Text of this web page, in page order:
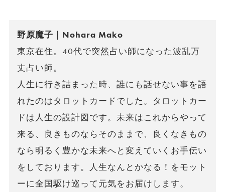
野原魔子｜Nohara Mako
東京在住。40代で突然占い師になった波乱万
丈占い師。
人生に行き詰まった時、誰にも話せない事を語
れたのはタロットカードでした。タロットカー
ドは人生の設計図です。未来はこれからやって
来る、良きものならそのままで、良くなきもの
なら明るく豊かな未来へと変えていくお手伝い
をしております。人生なんとかなる！をモット
ーに全国駆け巡って元気をお届けします。